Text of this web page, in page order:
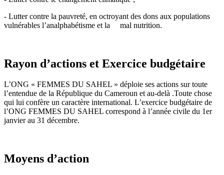
- Lutter contre la pauvreté, en octroyant des dons aux populations
vulnérables l’analphabétisme et la mal nutrition.
Rayon d’actions et Exercice budgétaire
L’ONG « FEMMES DU SAHEL » déploie ses actions sur toute
l’entendue de la République du Cameroun et au-delà .Toute chose
qui lui confère un caractère international. L’exercice budgétaire de
l’ONG FEMMES DU SAHEL correspond à l’année civile du 1er
janvier au 31 décembre.
Moyens d’action